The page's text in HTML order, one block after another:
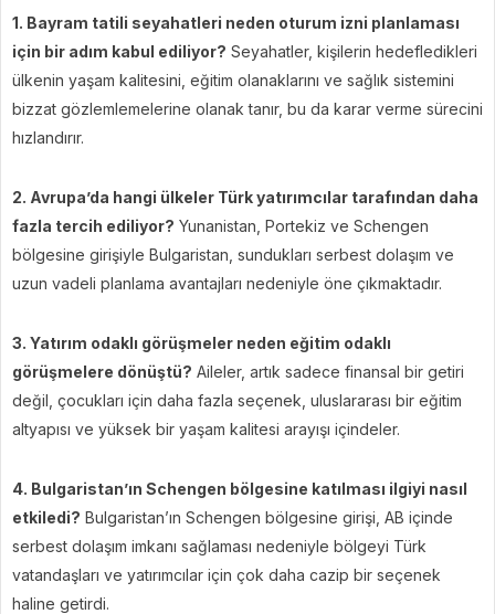
1. Bayram tatili seyahatleri neden oturum izni planlaması
için bir adım kabul ediliyor? Seyahatler, kişilerin hedefledikleri
ülkenin yaşam kalitesini, eğitim olanaklarını ve sağlık sistemini
bizzat gözlemlemelerine olanak tanır, bu da karar verme sürecini
hızlandırır.
2. Avrupa’da hangi ülkeler Türk yatırımcılar tarafından daha
fazla tercih ediliyor? Yunanistan, Portekiz ve Schengen
bölgesine girişiyle Bulgaristan, sundukları serbest dolaşım ve
uzun vadeli planlama avantajları nedeniyle öne çıkmaktadır.
3. Yatırım odaklı görüşmeler neden eğitim odaklı
görüşmelere dönüştü? Aileler, artık sadece finansal bir getiri
değil, çocukları için daha fazla seçenek, uluslararası bir eğitim
altyapısı ve yüksek bir yaşam kalitesi arayışı içindeler.
4. Bulgaristan’ın Schengen bölgesine katılması ilgiyi nasıl
etkiledi? Bulgaristan’ın Schengen bölgesine girişi, AB içinde
serbest dolaşım imkanı sağlaması nedeniyle bölgeyi Türk
vatandaşları ve yatırımcılar için çok daha cazip bir seçenek
haline getirdi.